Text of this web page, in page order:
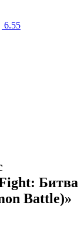
6.55
Битва
Battle)»